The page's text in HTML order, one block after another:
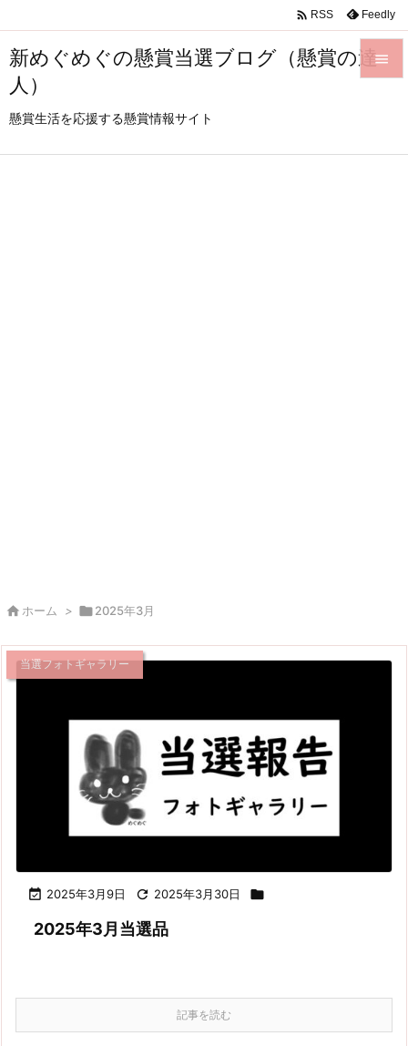
新めぐめぐの懸賞当選ブログ（懸賞の達
人）
懸賞生活を応援する懸賞情報サイト

 RSS Feedly
 ホーム > 2025年3月
 2025年3月9日  2025年3月30日 
当選フォトギャラリー
2025年3月当選品
記事を読む